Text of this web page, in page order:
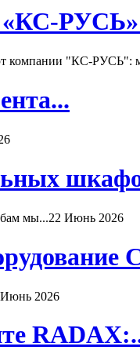
«КС-
компании "КС-РУСЬ":
мы...22 Июнь 2026
2026